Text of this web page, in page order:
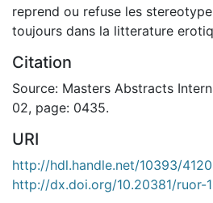
reprend ou refuse les
toujours dans la litterature
Citation
Source: Masters Abstracts
02, page: 0435.
URI
http://hdl.handle.net/10393/4120
http://dx.doi.org/10.20381/ruor-